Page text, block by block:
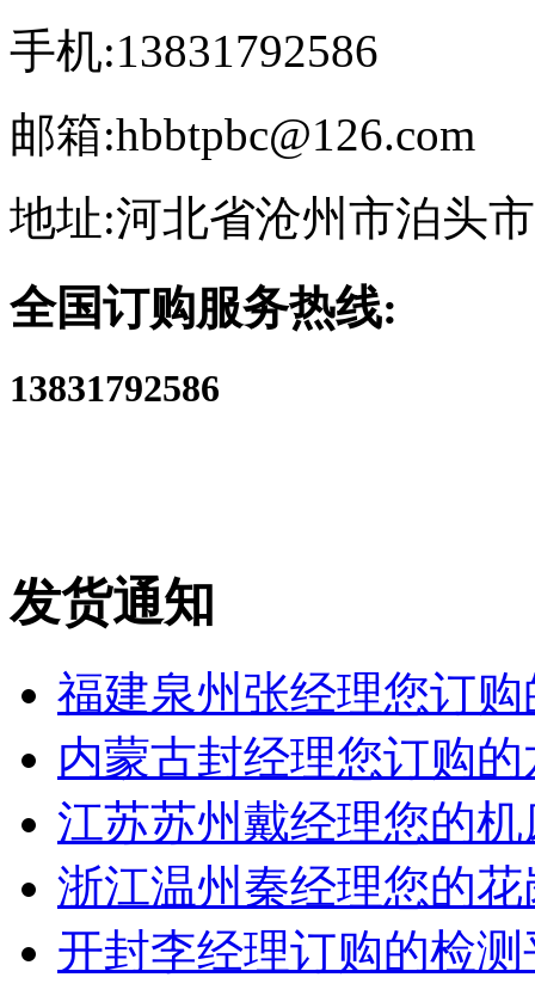
手机:13831792586
邮箱:hbbtpbc@126.com
地址:河北省沧州市泊头
全国订购服务热线:
13831792586
发货通知
福建泉州张经理您订
内蒙古封经理您订购
江苏苏州戴经理您的
浙江温州秦经理您的
开封李经理订购的检